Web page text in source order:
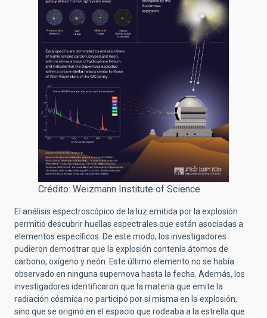
Crédito: Weizmann Institute of Science
El análisis espectroscópico de la luz emitida por la explosión
permitió descubrir huellas espectrales que están asociadas a
elementos específicos. De este modo, los investigadores
pudieron demostrar que la explosión contenía átomos de
carbono, oxígeno y neón. Este último elemento no se había
observado en ninguna supernova hasta la fecha. Además, los
investigadores identificaron que la materia que emite la
radiación cósmica no participó por sí misma en la explosión,
sino que se originó en el espacio que rodeaba a la estrella que